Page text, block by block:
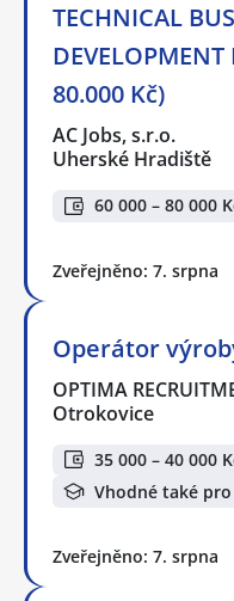
TECHNICAL
80.000 Kč)
AC Jobs, s.r.o.
Uherské Hradiště
60 000 – 80 000
Zveřejněno: 7. srpna
Operátor
OPTIMA
Otrokovice
35 000 – 40 000
Vhodné také
Zveřejněno: 7. srpna